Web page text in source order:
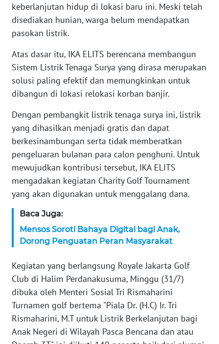
keberlanjutan hidup di lokasi baru ini. Meski telah
disediakan hunian, warga belum mendapatkan
pasokan listrik.
Atas dasar itu, IKA ELITS berencana membangun
Sistem Listrik Tenaga Surya yang dirasa merupakan
solusi paling efektif dan memungkinkan untuk
dibangun di lokasi relokasi korban banjir.
Dengan pembangkit listrik tenaga surya ini, listrik
yang dihasilkan menjadi gratis dan dapat
berkesinambungan serta tidak memberatkan
pengeluaran bulanan para calon penghuni. Untuk
mewujudkan kontribusi tersebut, IKA ELITS
mengadakan kegiatan Charity Golf Tournament
yang akan digunakan untuk menggalang dana.
Baca Juga:
Mensos Soroti Bahaya Digital bagi Anak,
Dorong Penguatan Peran Masyarakat
Kegiatan yang berlangsung Royale Jakarta Golf
Club di Halim Perdanakusuma, Minggu (31/7)
dibuka oleh Menteri Sosial Tri Rismaharini
Turnamen golf bertema "Piala Dr. (H.C) Ir. Tri
Rismaharini, M.T untuk Listrik Berkelanjutan bagi
Anak Negeri di Wilayah Pasca Bencana dan atau
WN
PAPUA
PAPUA
BARAT
WN
WN
SERAMBI
JAMBI
WN
SULTRA
WN
NTB
WN
SULTENG
WN
SULBAR